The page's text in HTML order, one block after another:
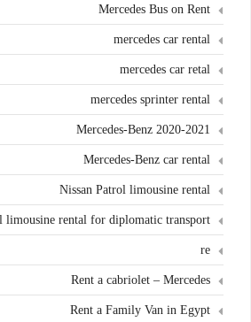
Mercedes Bus on Rent
mercedes car rental
mercedes car retal
mercedes sprinter rental
Mercedes-Benz 2020-2021
Mercedes-Benz car rental
Nissan Patrol limousine rental
limousine rental for diplomatic transport
re
Rent a cabriolet – Mercedes
Rent a Family Van in Egypt